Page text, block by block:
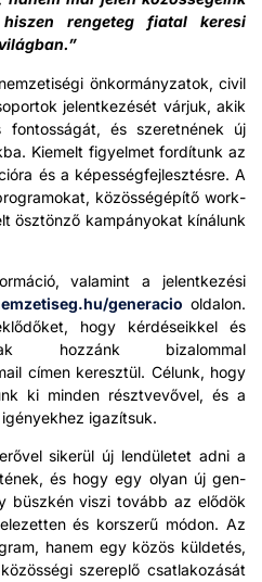
rengeteg fiatal kere­si
önko­r­mányza­tok, civ­il
jelen­tkezését vár­juk, akik
fontosságát, és szeretnének új
Kiemelt figyel­met fordí­tunk az
és a képességfe­jlesztésre. A
közösségépítő work­
ösztönző kam­pányokat kínálunk
valamint a jelen­tkezési
generacio oldalon.
hogy kérdé­seikkel és
hoz­zánk biza­lom­mal
címen keresztül. Célunk, hogy
ki min­den résztvevőv­el, és a
igazít­suk.
sik­erül új lendületet adni a
és hogy egy olyan új gen­
büszkén viszi tovább az elődök
és korsz­erű módon. Az
hanem egy közös külde­tés,
szere­plő csat­lakozását